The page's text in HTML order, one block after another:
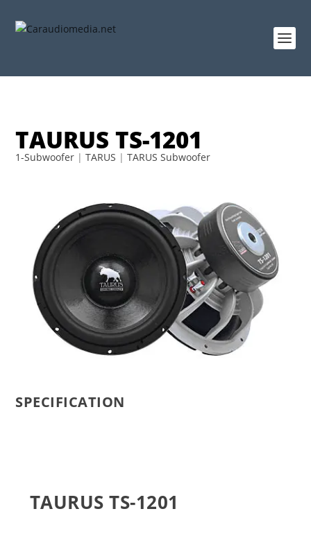
TAURUS TS-1201
1-Subwoofer |TARUS |TARUS Subwoofer
SPECIFICATION
TAURUS TS-1201